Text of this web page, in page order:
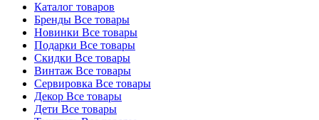
Каталог товаров
Бренды Все товары
Новинки Все товары
Подарки Все товары
Скидки Все товары
Винтаж Все товары
Сервировка Все товары
Декор Все товары
Дети Все товары